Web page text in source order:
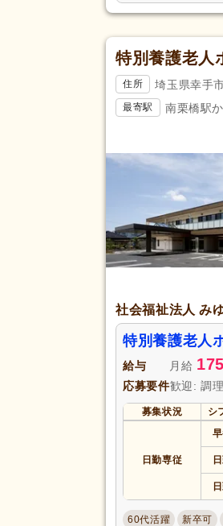
特別養護老人
住所 埼玉県幸手
最寄駅 南栗橋駅
社会福祉法人 み
特別養護老人
給与 月給
応募要件歓迎: 調
募集状況 シ
日勤専従
60代活躍 新卒可